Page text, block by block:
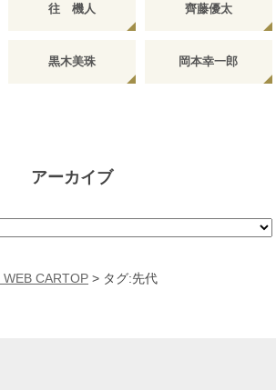
往 機人 齊藤優太
黒木美珠 岡本幸一郎
アーカイブ
CARTOP > タグ:先代